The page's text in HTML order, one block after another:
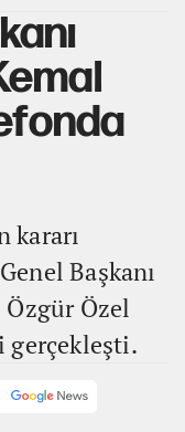
kararı
Başkanı
Özgür Özel
gerçekleşti.